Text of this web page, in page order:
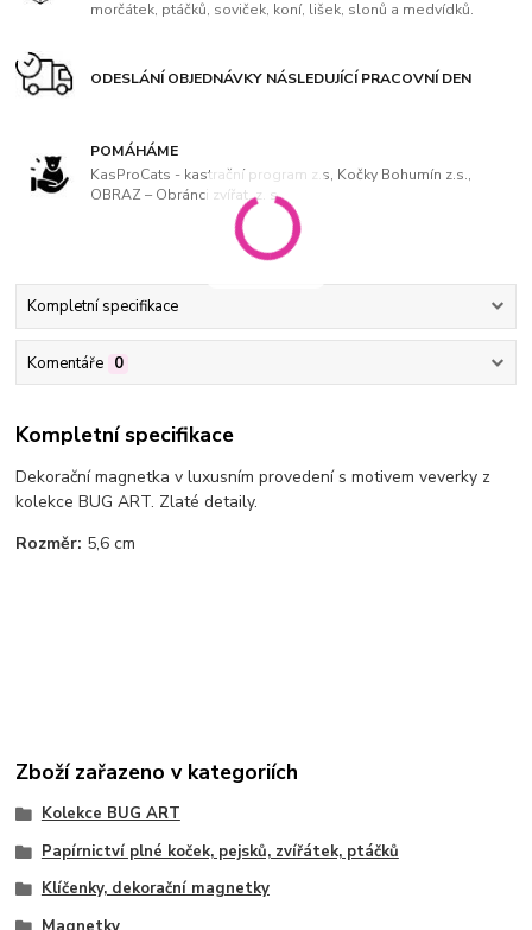
morčátek, ptáčků, soviček, koní, lišek, slonů a medvídků.
ODESLÁNÍ OBJEDNÁVKY NÁSLEDUJÍCÍ PRACOVNÍ DEN
POMÁHÁME
KasProCats - kastrační program z.s, Kočky Bohumín z.s.,
OBRAZ – Obránci zvířat, z. s
Kompletní specifikace
Komentáře 0
Kompletní specifikace
Dekorační magnetka v luxusním provedení s motivem veverky z
kolekce BUG ART. Zlaté detaily.
Rozměr: 5,6 cm
Zboží zařazeno v kategoriích
Kolekce BUG ART
Papírnictví plné koček, pejsků, zvířátek, ptáčků
Klíčenky, dekorační magnetky